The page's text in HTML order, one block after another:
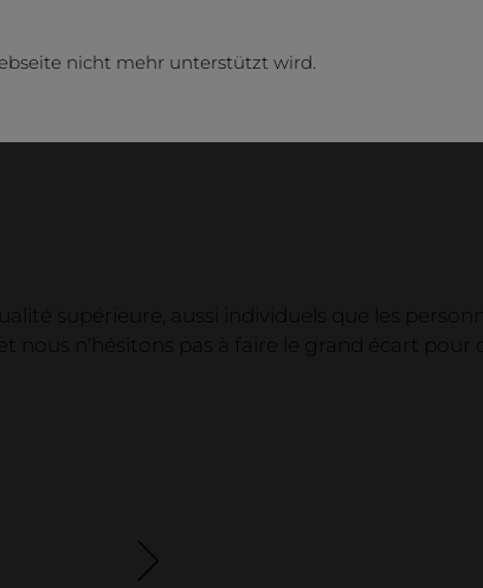
supérieure, aussi individuels que les
nous n'hésitons pas à faire le grand écart
nicht mehr unterstützt wird.